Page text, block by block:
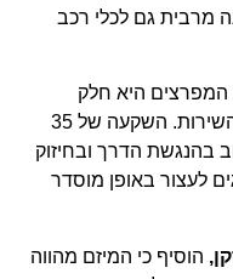
מרבית גם לכלי רכב
היא חלק
ממאמץ מתמשך לשיפור הבטיחות והשירות. השקעה של 35
בהנגשת הדרך ובחיזוק
לעצור באופן מוסדר
הוסיף כי המיזם מהווה